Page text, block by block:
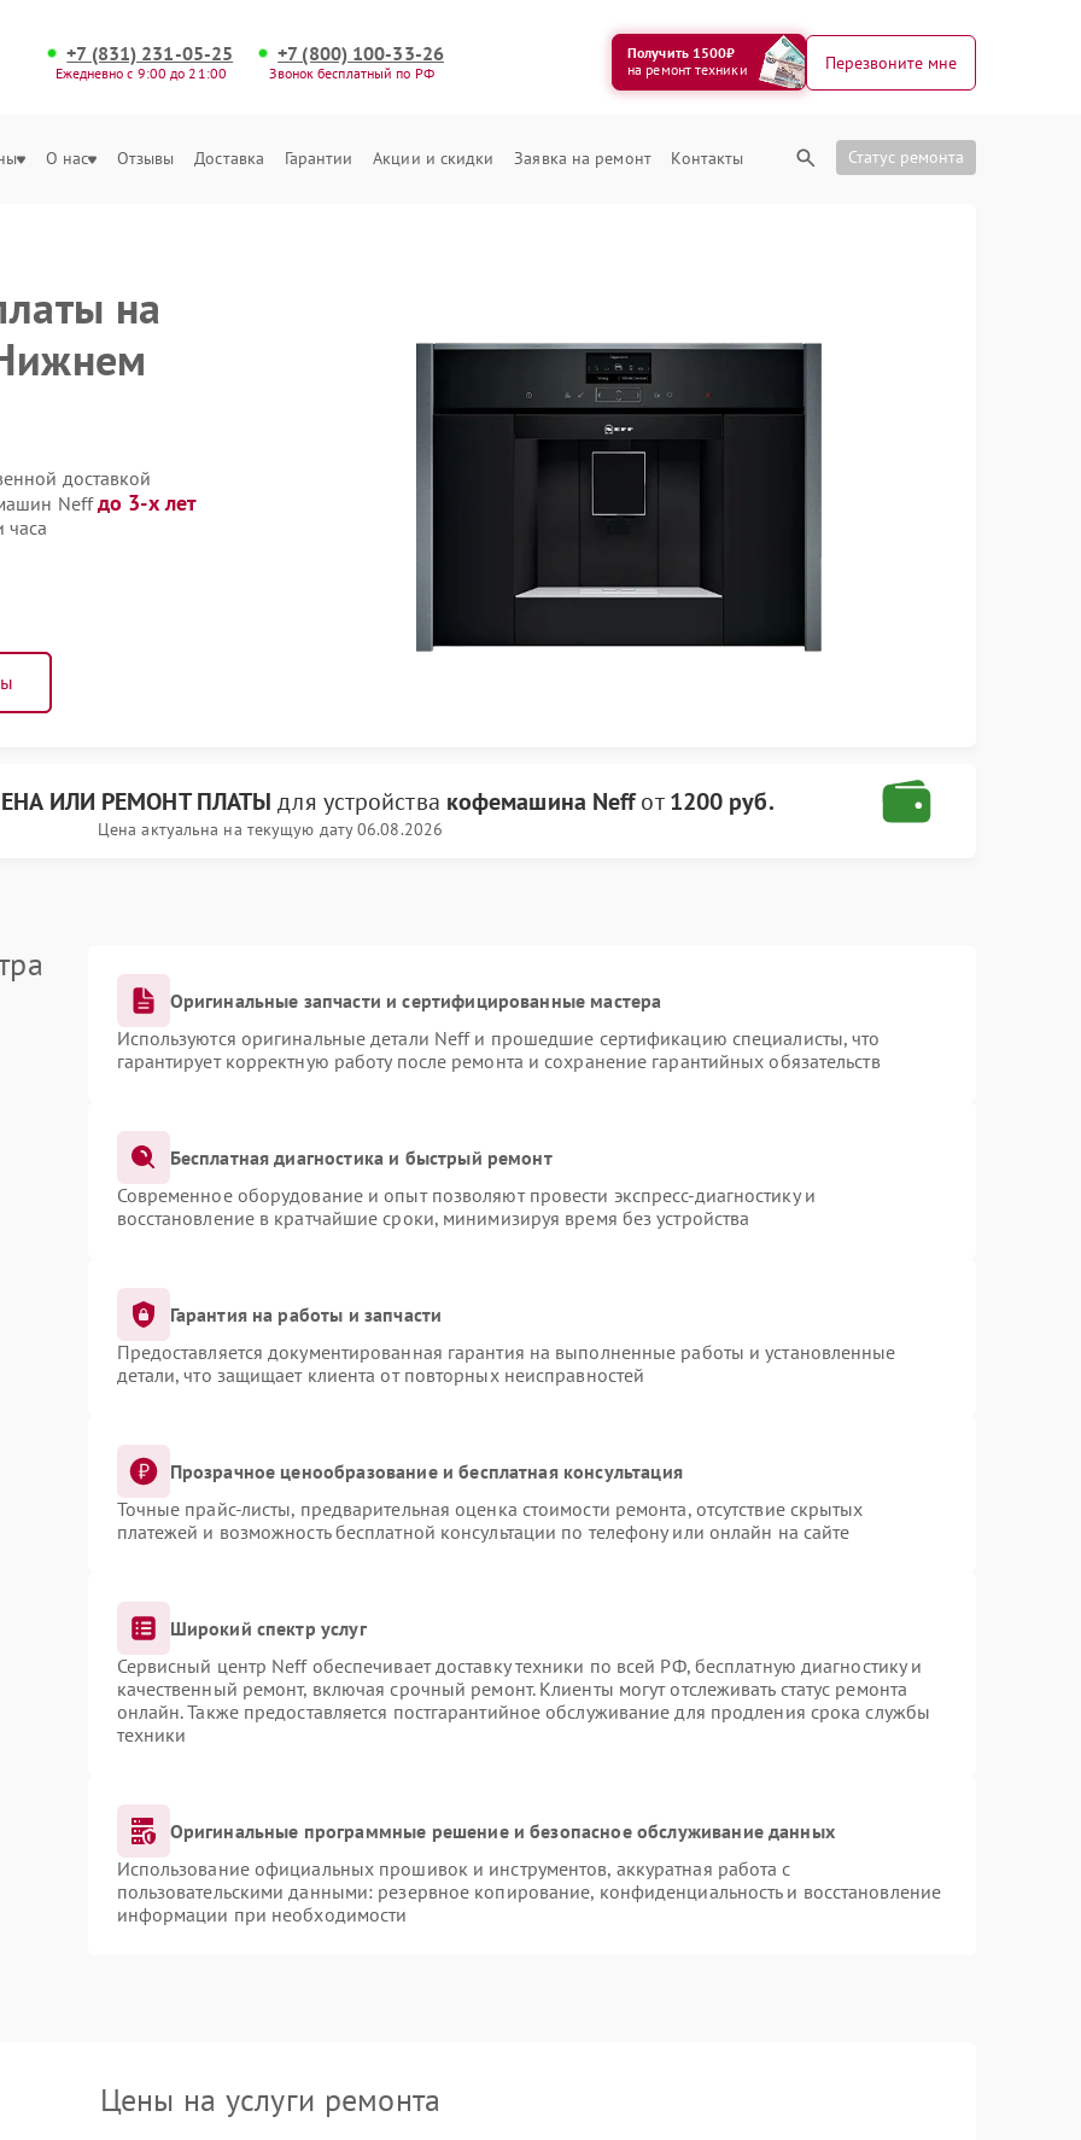
+7 (831) 231-05-25
Ежедневно с 9:00 до 21:00
+7 (800) 100-33-26
Звонок бесплатный по РФ
Получить 1500₽
на ремонт техники
Перезвоните мне
О нас Отзывы Доставка Гарантии Акции и скидки Заявка на ремонт Контакты Статус ремонта
на
доставкой
Neffдо 3-х лет
ИЛИ РЕМОНТ ПЛАТЫ для устройства кофемашина Neffот1200 руб.
Цена актуальна на текущую дату 06.08.2026
Оригинальные запчасти и сертифицированные мастера
Используются оригинальные детали Neff и прошедшие сертификацию специалисты, что
гарантирует корректную работу после ремонта и сохранение гарантийных обязательств
Бесплатная диагностика и быстрый ремонт
Современное оборудование и опыт позволяют провести экспресс-диагностику и
восстановление в кратчайшие сроки, минимизируя время без устройства
Гарантия на работы и запчасти
Предоставляется документированная гарантия на выполненные работы и установленные
детали, что защищает клиента от повторных неисправностей
Прозрачное ценообразование и бесплатная консультация
Точные прайс-листы, предварительная оценка стоимости ремонта, отсутствие скрытых
платежей и возможность бесплатной консультации по телефону или онлайн на сайте
Широкий спектр услуг
Сервисный центр Neff обеспечивает доставку техники по всей РФ, бесплатную диагностику и
качественный ремонт, включая срочный ремонт. Клиенты могут отслеживать статус ремонта
онлайн. Также предоставляется постгарантийное обслуживание для продления срока службы
техники
Оригинальные программные решение и безопасное обслуживание данных
Использование официальных прошивок и инструментов, аккуратная работа с
пользовательскими данными: резервное копирование, конфиденциальность и восстановление
информации при необходимости
Цены на услуги ремонта